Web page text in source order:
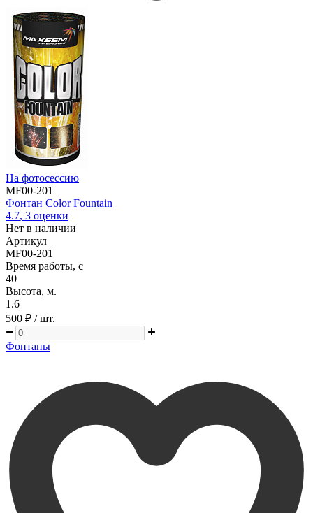
На фотосессию
MF00-201
Фонтан Color Fountain
4.7, 3 оценки
Нет в наличии
Артикул
MF00-201
Время работы, с
40
Высота, м.
1.6
500 ₽ / шт.
Фонтаны